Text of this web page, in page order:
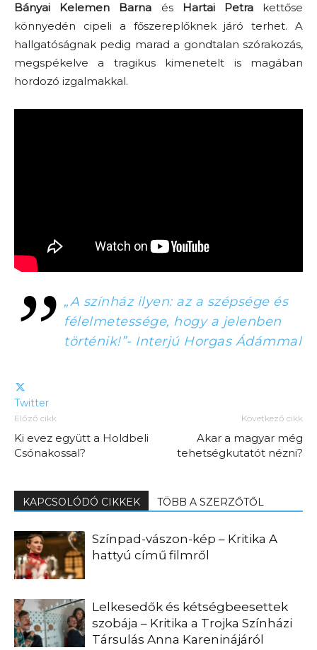
Bányai Kelemen Barna és Hartai Petrakettőse
könnyedén cipeli a főszereplőknek járó terhet. A
hallgatóságnak pedig marad a gondtalan szórakozás,
megspékelve a tragikus kimenetelt is magában
hordozó izgalmakkal.
„A színház ilyen: az a szépsége és
félelmetessége, hogy a jelenben
történik!”- Interjú Horgas Ádámmal
Twitter
Előző cikk
Ki evez együtt a Holdbeli
Csónakossal?
Következő cikk
Akar a magyar még
tehetségkutatót nézni?
KAPCSOLÓDÓ CIKKEK TÖBB A SZERZŐTŐL
Színpad-vászon-kép – Kritika A
hattyú című filmről
Lelkesedők és kétségbeesettek
szobája – Kritika a Trojka Színházi
Társulás Anna Kareninájáról